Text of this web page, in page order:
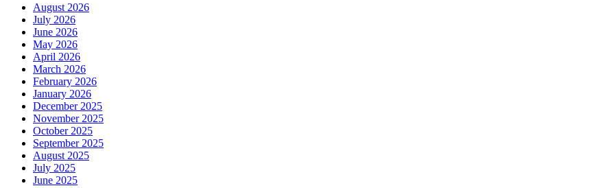
August 2026
July 2026
June 2026
May 2026
April 2026
March 2026
February 2026
January 2026
December 2025
November 2025
October 2025
September 2025
August 2025
July 2025
June 2025